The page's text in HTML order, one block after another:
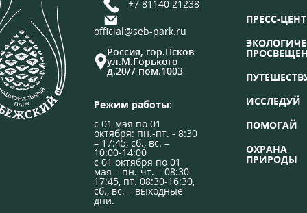
+7 81140 21238
official@seb-park.ru
Россия, гор.Псков
ул.М.Горького
д.20/7 пом.1003
Режим работы:
с 01 мая по 01
октября: пн.-пт. - 8:30
– 17:45, сб., вс. –
10:00-14:00
с 01 октября по 01
мая – пн.-чт. – 08:30-
17:45, пт. 08:30-16:30,
сб., вс. – выходные
дни.
ПРЕСС-
ИССЛЕДУЙ
ПОМОГАЙ
ОХРАНА
ПРИРОДЫ